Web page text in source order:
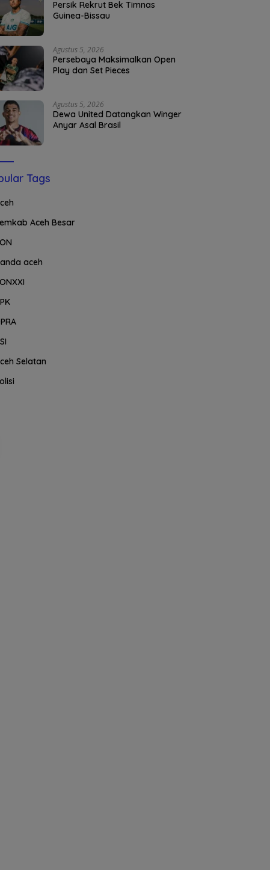
Persik Rekrut Bek Timnas
Guinea-Bissau
Agustus 5, 2026
Persebaya Maksimalkan Open
Play dan Set Pieces
Agustus 5, 2026
Dewa United Datangkan Winger
Anyar Asal Brasil
Tags
Aceh Besar
aceh
Selatan